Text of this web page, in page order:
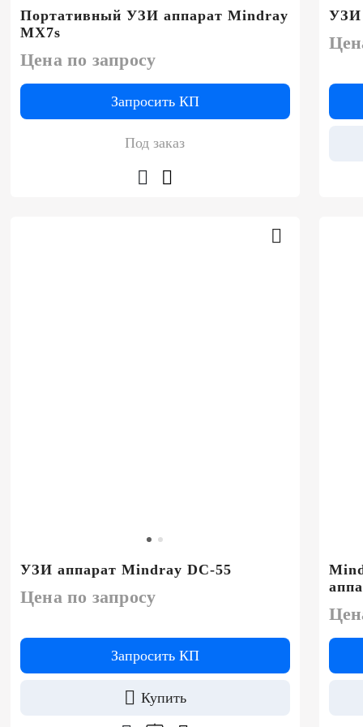
Портативный УЗИ аппарат Mindray
MX7s
Цена по запросу
Запросить КП
Под заказ
УЗИ
УЗИ аппарат Mindray DC-55
Цена по запросу
Запросить КП
Купить